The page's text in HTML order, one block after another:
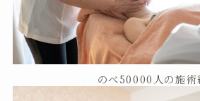
のべ50000人の施術